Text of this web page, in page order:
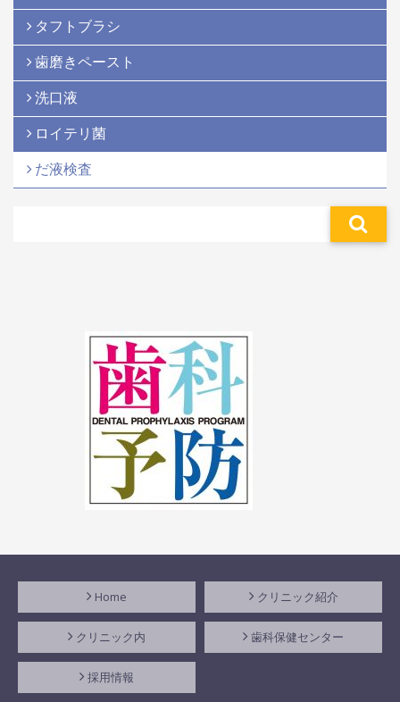
タフトブラシ
歯磨きペースト
洗口液
ロイテリ菌
だ液検査
Home クリニック紹介
クリニック内 歯科保健センター
採用情報